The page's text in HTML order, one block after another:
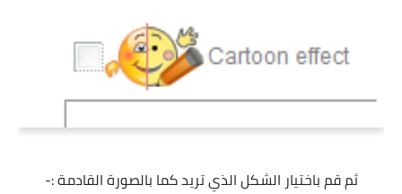
ثم قم باختيار الشكل الذي تريد كما بالصورة القادمة :-